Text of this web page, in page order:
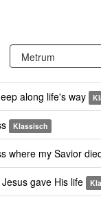
along life's way
Klassisch
where my Savior
gave His life